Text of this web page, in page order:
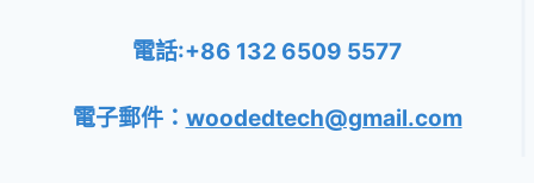
電話:+86 132 6509 5577
電子郵件： woodedtech@gmail.com